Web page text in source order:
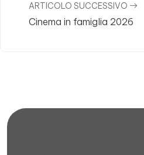
ARTICOLO SUCCESSIVO
Cinema in famiglia 2026